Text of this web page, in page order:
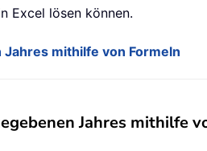
Excel lösen können.
mithilfe von Formeln
Jahres mithilfe